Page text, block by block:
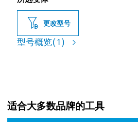
更改型号
型号概览(1)
适合大多数品牌的工具